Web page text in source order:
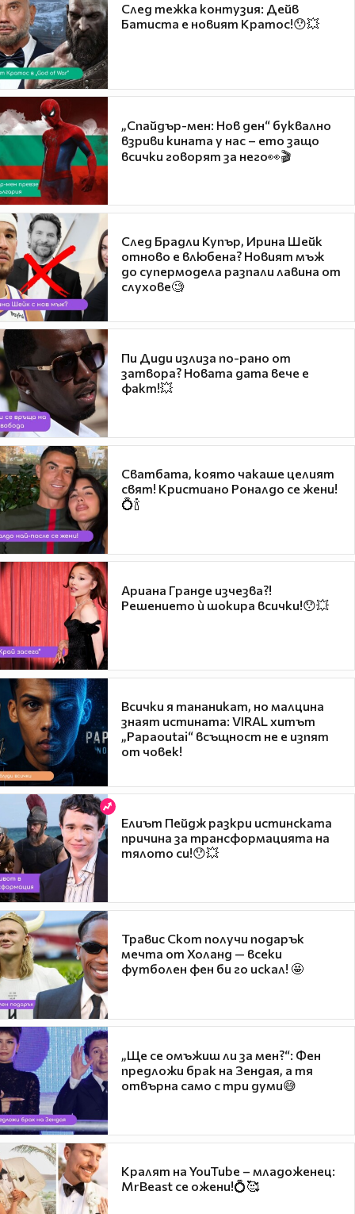
След тежка контузия: Дейв
Батиста е новият Кратос!😯💥
„Спайдър-мен: Нов ден“ буквално
взриви кината у нас – ето защо
всички говорят за него👀🎬
След Брадли Купър, Ирина Шейк
отново е влюбена? Новият мъж
до супермодела разпали лавина от
слухове🧐
Пи Диди излиза по-рано от
затвора? Новата дата вече е
факт!💥
Сватбата, която чакаше целият
свят! Кристиано Роналдо се жени!
💍🍾
Ариана Гранде изчезва?!
Решението ѝ шокира всички!😯💥
Всички я тананикат, но малцина
знаят истината: VIRAL хитът
„Papaoutai“ всъщност не е изпят
от човек!
Елиът Пейдж разкри истинската
причина за трансформацията на
тялото си!😯💥
Травис Скот получи подарък
мечта от Холанд — всеки
футболен фен би го искал! 🤩
„Ще се омъжиш ли за мен?“: Фен
предложи брак на Зендая, а тя
отвърна само с три думи😅
Кралят на YouTube – младоженец:
MrBeast се ожени!💍🥰